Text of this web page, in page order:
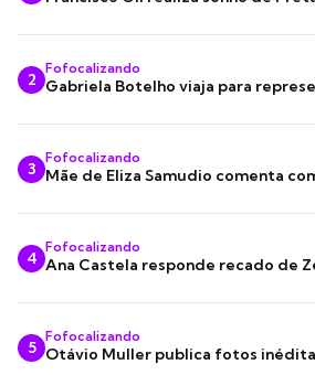
2
Fofocalizando
Gabriela Botelho viaja para
3
Fofocalizando
Mãe de Eliza Samudio comenta
4
Fofocalizando
Ana Castela responde recado de
5
Fofocalizando
Otávio Muller publica fotos